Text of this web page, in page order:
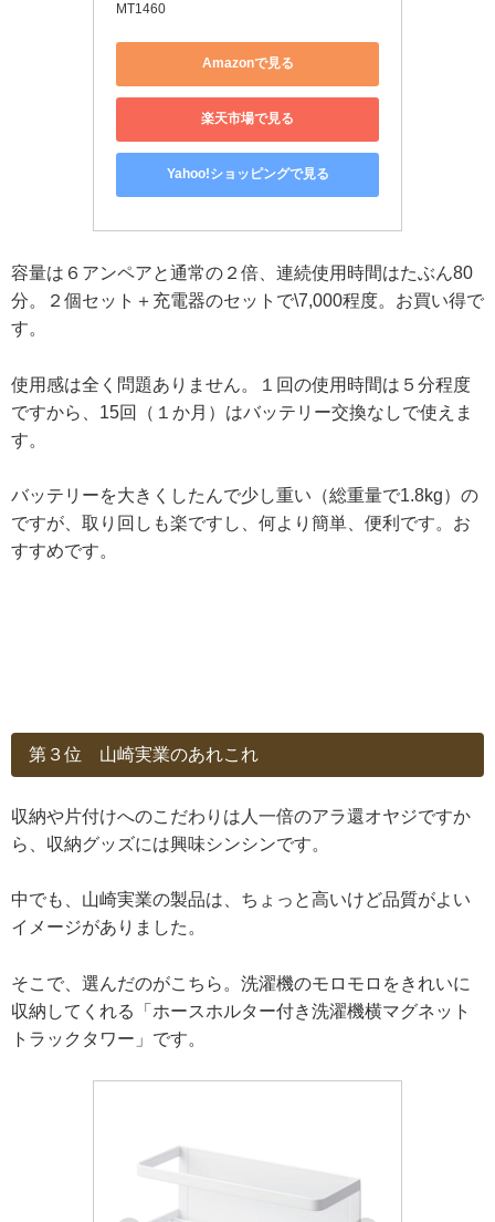
MT1460
Amazonで見る
楽天市場で見る
Yahoo!ショッピングで見る
容量は６アンペアと通常の２倍、連続使用時間はたぶん80
分。２個セット＋充電器のセットで\7,000程度。お買い得で
す。
使用感は全く問題ありません。１回の使用時間は５分程度
ですから、15回（１か月）はバッテリー交換なしで使えま
す。
バッテリーを大きくしたんで少し重い（総重量で1.8kg）の
ですが、取り回しも楽ですし、何より簡単、便利です。お
すすめです。
第３位 山崎実業のあれこれ
収納や片付けへのこだわりは人一倍のアラ還オヤジですか
ら、収納グッズには興味シンシンです。
中でも、山崎実業の製品は、ちょっと高いけど品質がよい
イメージがありました。
そこで、選んだのがこちら。洗濯機のモロモロをきれいに
収納してくれる「ホースホルター付き洗濯機横マグネット
トラックタワー」です。